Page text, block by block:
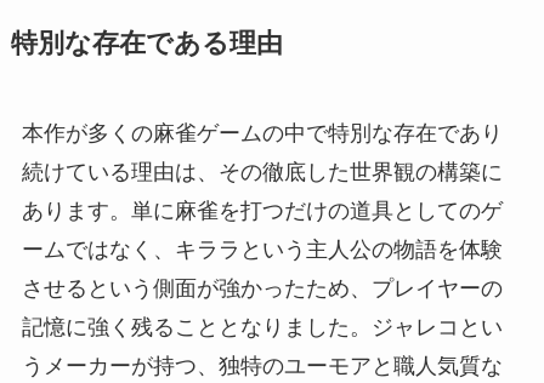
特別な存在である理由
本作が多くの麻雀ゲームの中で特別な存在であり
続けている理由は、その徹底した世界観の構築に
あります。単に麻雀を打つだけの道具としてのゲ
ームではなく、キララという主人公の物語を体験
させるという側面が強かったため、プレイヤーの
記憶に強く残ることとなりました。ジャレコとい
うメーカーが持つ、独特のユーモアと職人気質な